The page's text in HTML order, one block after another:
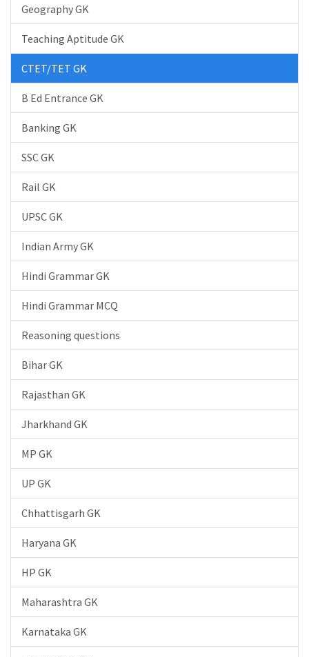
Geography GK
Teaching Aptitude GK
CTET/TET GK
B Ed Entrance GK
Banking GK
SSC GK
Rail GK
UPSC GK
Indian Army GK
Hindi Grammar GK
Hindi Grammar MCQ
Reasoning questions
Bihar GK
Rajasthan GK
Jharkhand GK
MP GK
UP GK
Chhattisgarh GK
Haryana GK
HP GK
Maharashtra GK
Karnataka GK